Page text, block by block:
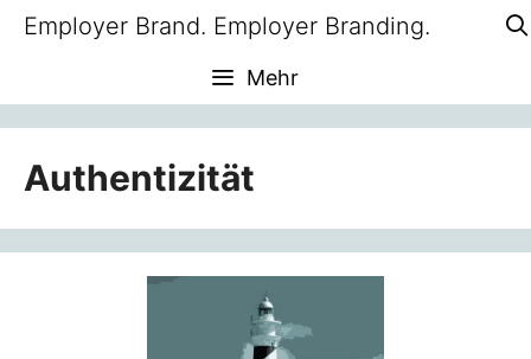
ZumEmployer Brand. Employer Branding.
Mehr
Authentizität